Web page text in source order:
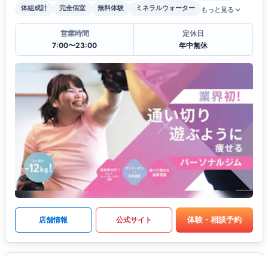
体組成計
完全個室 無料体験 ミネラルウォーター もっと見る
営業時間
7:00〜23:00
定休日
年中無休
店舗情報 公式サイト 体験・相談予約